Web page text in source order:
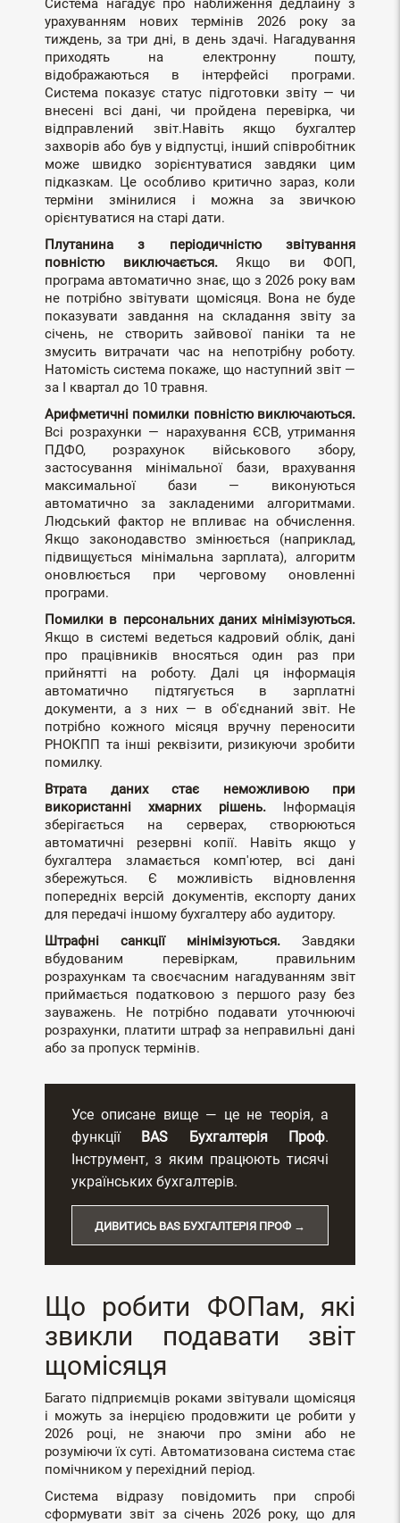
Система нагадує про наближення дедлайну з
урахуванням нових термінів 2026 року за
тиждень, за три дні, в день здачі. Нагадування
приходять на електронну пошту,
відображаються в інтерфейсі програми.
Система показує статус підготовки звіту — чи
внесені всі дані, чи пройдена перевірка, чи
відправлений звіт.Навіть якщо бухгалтер
захворів або був у відпустці, інший співробітник
може швидко зорієнтуватися завдяки цим
підказкам. Це особливо критично зараз, коли
терміни змінилися і можна за звичкою
орієнтуватися на старі дати.
Плутанина з періодичністю звітування
повністю виключається.Якщо ви ФОП,
програма автоматично знає, що з 2026 року вам
не потрібно звітувати щомісяця. Вона не буде
показувати завдання на складання звіту за
січень, не створить зайвової паніки та не
змусить витрачати час на непотрібну роботу.
Натомість система покаже, що наступний звіт —
за I квартал до 10 травня.
Арифметичні помилки повністю виключаються.
Всі розрахунки — нарахування ЄСВ, утримання
ПДФО, розрахунок військового збору,
застосування мінімальної бази, врахування
максимальної бази — виконуються
автоматично за закладеними алгоритмами.
Людський фактор не впливає на обчислення.
Якщо законодавство змінюється (наприклад,
підвищується мінімальна зарплата), алгоритм
оновлюється при черговому оновленні
програми.
Помилки в персональних даних мінімізуються.
Якщо в системі ведеться кадровий облік, дані
про працівників вносяться один раз при
прийнятті на роботу. Далі ця інформація
автоматично підтягується в зарплатні
документи, а з них — в об'єднаний звіт. Не
потрібно кожного місяця вручну переносити
РНОКПП та інші реквізити, ризикуючи зробити
помилку.
Втрата даних стає неможливою при
використанні хмарних рішень.Інформація
зберігається на серверах, створюються
автоматичні резервні копії. Навіть якщо у
бухгалтера зламається комп'ютер, всі дані
збережуться. Є можливість відновлення
попередніх версій документів, експорту даних
для передачі іншому бухгалтеру або аудитору.
Штрафні санкції мінімізуються. Завдяки
вбудованим перевіркам, правильним
розрахункам та своєчасним нагадуванням звіт
приймається податковою з першого разу без
зауважень. Не потрібно подавати уточнюючі
розрахунки, платити штраф за неправильні дані
або за пропуск термінів.
Усе описане вище — це не теорія, а
функції BAS Бухгалтерія Проф.
Інструмент, з яким працюють тисячі
українських бухгалтерів.
ДИВИТИСЬ BAS БУХГАЛТЕРІЯ ПРОФ →
Що робити ФОПам, які
звикли подавати звіт
щомісяця
Багато підприємців роками звітували щомісяця
і можуть за інерцією продовжити це робити у
2026 році, не знаючи про зміни або не
розуміючи їх суті. Автоматизована система стає
помічником у перехідний період.
Система відразу повідомить при спробі
сформувати звіт за січень 2026 року, що для